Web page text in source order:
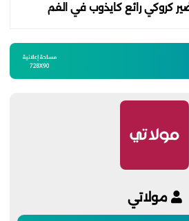
كروكي رائع كايذوب في الفم
مولاتي